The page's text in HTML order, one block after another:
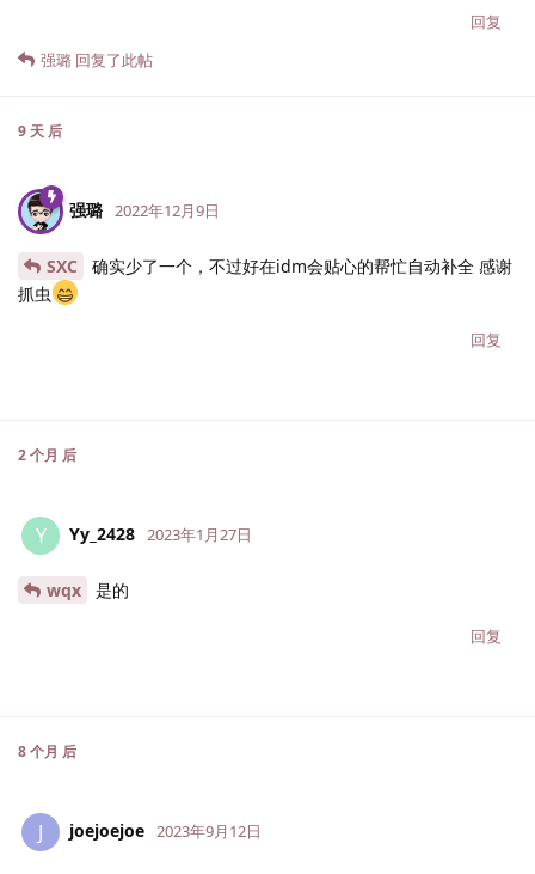
回复
强璐 回复了此帖
9 天 后
强璐 2022年12月9日
SXC
确实少了一个，不过好在idm会贴心的帮忙自动补全 感谢
抓虫
回复
2 个月 后
Y Yy_2428 2023年1月27日
wqx 是的
回复
8 个月 后
J joejoejoe 2023年9月12日